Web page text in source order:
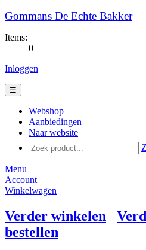
Gommans De Echte Bakker
Items:
0
Inloggen
☰
Webshop
Aanbiedingen
Naar website
Menu
Account
Winkelwagen
Verder winkelen
bestellen